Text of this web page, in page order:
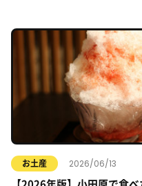
お土産 2026/06/13